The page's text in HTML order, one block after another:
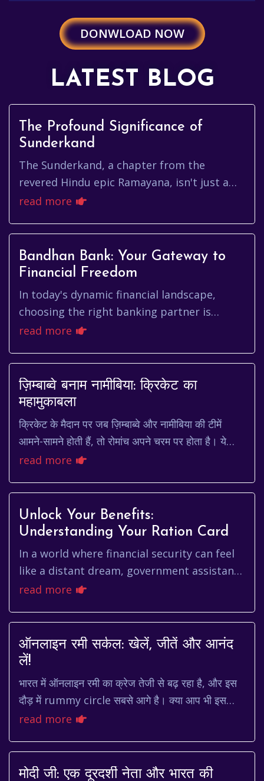
DONWLOAD NOW
LATEST BLOG
The Profound Significance of
Sunderkand
The Sunderkand, a chapter from the
revered Hindu epic Ramayana, isn't just a
story; it's a potent source of inspiration,
read more
Bandhan Bank: Your Gateway to
Financial Freedom
In today's dynamic financial landscape,
choosing the right banking partner is
crucial. Bandhan Bank has emerged as a
read more
ज़िम्बाब्वे बनाम नामीबिया: क्रिकेट का
महामुकाबला
क्रिकेट के मैदान पर जब ज़िम्बाब्वे और नामीबिया की टीमें
आमने-सामने होती हैं, तो रोमांच अपने चरम पर होता है। ये
सिर्फ एक खेल नहीं होता, बल्कि दो देशों क...
read more
Unlock Your Benefits:
Understanding Your Ration Card
In a world where financial security can feel
like a distant dream, government assistance
programs play a vital role in ensuring basic
read more
ऑनलाइन रमी सर्कल: खेलें, जीतें और आनंद
लें!
भारत में ऑनलाइन रमी का क्रेज तेजी से बढ़ रहा है, और इस
दौड़ में rummy circle सबसे आगे है। क्या आप भी इस
रोमांचक खेल का हिस्सा बनना चाहते हैं? तो चलिए,...
read more
मोदी जी: एक दूरदर्शी नेता और भारत की